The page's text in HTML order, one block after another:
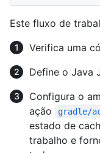
Este fluxo de
Verifica uma
Define o Java
Configura o
ação
gradle/
estado de
trabalho e